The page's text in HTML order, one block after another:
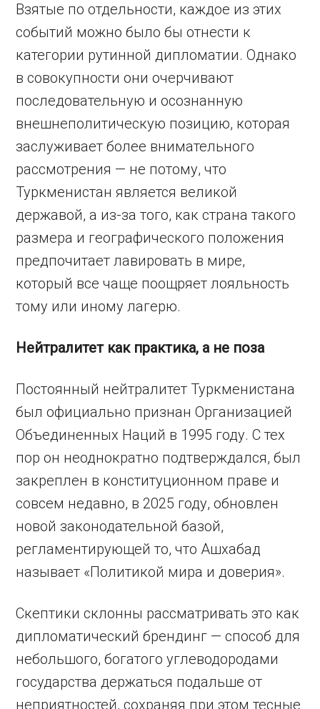
Взятые по отдельности, каждое из этих
событий можно было бы отнести к
категории рутинной дипломатии. Однако
в совокупности они очерчивают
последовательную и осознанную
внешнеполитическую позицию, которая
заслуживает более внимательного
рассмотрения — не потому, что
Туркменистан является великой
державой, а из-за того, как страна такого
размера и географического положения
предпочитает лавировать в мире,
который все чаще поощряет лояльность
тому или иному лагерю.
Нейтралитет как практика, а не поза
Постоянный нейтралитет Туркменистана
был официально признан Организацией
Объединенных Наций в 1995 году. С тех
пор он неоднократно подтверждался, был
закреплен в конституционном праве и
совсем недавно, в 2025 году, обновлен
новой законодательной базой,
регламентирующей то, что Ашхабад
называет «Политикой мира и доверия».
Скептики склонны рассматривать это как
дипломатический брендинг — способ для
небольшого, богатого углеводородами
государства держаться подальше от
неприятностей, сохраняя при этом тесные